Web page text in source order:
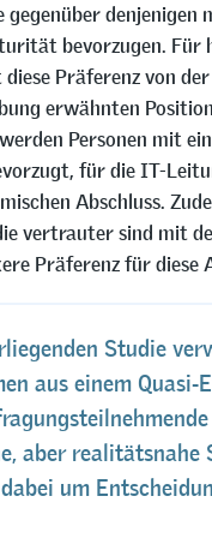
gegenüber denjenigen
bevorzugen. Für
Präferenz von
erwähnten
Personen mit
für die IT-
Abschluss.
vertrauter sind mit
Präferenz für diese
Studie
aus einem Quasi-
aber realitätsnahe
um